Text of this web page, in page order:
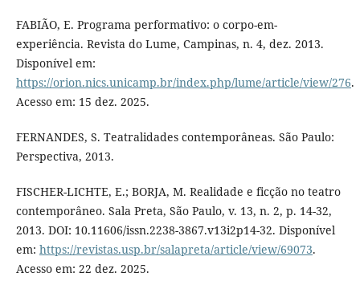
FABIÃO, E. Programa performativo: o corpo-em-
experiência. Revista do Lume, Campinas, n. 4, dez. 2013.
Disponível em:
https://orion.nics.unicamp.br/index.php/lume/article/view/276.
Acesso em: 15 dez. 2025.
FERNANDES, S. Teatralidades contemporâneas. São Paulo:
Perspectiva, 2013.
FISCHER-LICHTE, E.; BORJA, M. Realidade e ficção no teatro
contemporâneo. Sala Preta, São Paulo, v. 13, n. 2, p. 14-32,
2013. DOI: 10.11606/issn.2238-3867.v13i2p14-32. Disponível
em: https://revistas.usp.br/salapreta/article/view/69073.
Acesso em: 22 dez. 2025.